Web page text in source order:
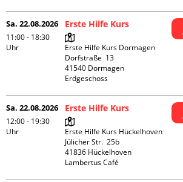
Sa. 22.08.2026
11:00 - 18:30
Uhr
Erste Hilfe Kurs
Erste Hilfe Kurs Dormagen
Dorfstraße  13
41540 Dormagen
Erdgeschoss
Sa. 22.08.2026
12:00 - 19:30
Uhr
Erste Hilfe Kurs
Erste Hilfe Kurs Hückelhoven
Jülicher Str.  25b
41836 Hückelhoven
Lambertus Café